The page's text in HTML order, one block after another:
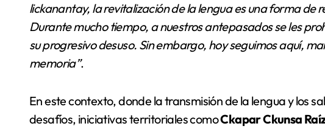
lickanantay, la revitalización de la lengua es una forma de
Durante mucho tiempo, a nuestros antepasados se les
su progresivo desuso. Sin embargo, hoy seguimos aquí,
memoria”.
En este contexto, donde la transmisión de la lengua y los
desafíos, iniciativas territoriales comoCkapar Ckunsa